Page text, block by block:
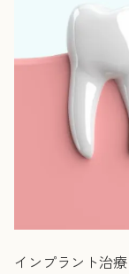
インプラント治